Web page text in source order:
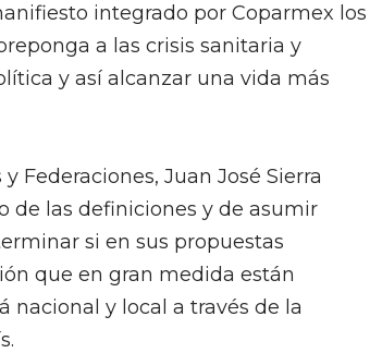
integrado por Coparmex los
a las crisis sanitaria y
y así alcanzar una vida más
Federaciones, Juan José Sierra
de las definiciones y de asumir
si en sus propuestas
que en gran medida están
nacional y local a través de la